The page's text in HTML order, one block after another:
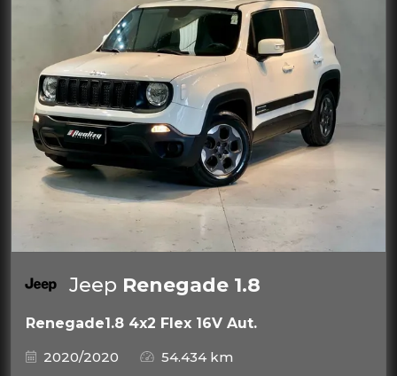
Jeep Renegade 1.8
Renegade1.8 4x2 Flex 16V Aut.
2020/2020
54.434 km